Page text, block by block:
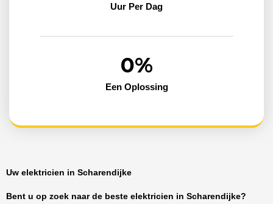
Uur Per Dag
Een Oplossing
0%
Uw elektricien in Scharendijke
Bent u op zoek naar de beste elektricien in Scharendijke?